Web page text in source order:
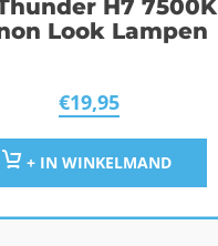
H7 7500K
Look Lampen
€19,95
+ IN WINKELMAND